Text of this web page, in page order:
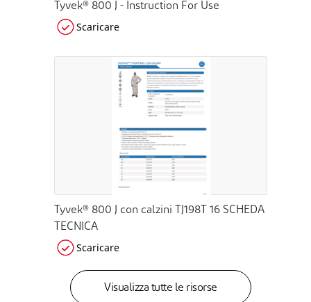
Tyvek® 800 J - Instruction For Use
Scaricare
Tyvek® 800 J con calzini TJ198T 16 SCHEDA
TECNICA
Scaricare
Visualizza tutte le risorse